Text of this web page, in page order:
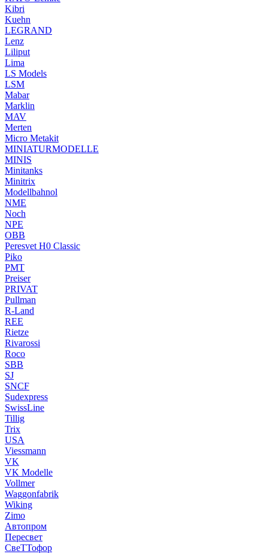
Kibri
Kuehn
LEGRAND
Lenz
Liliput
Lima
LS Models
LSM
Mabar
Marklin
MAV
Merten
Micro Metakit
MINIATURMODELLE
MINIS
Minitanks
Minitrix
Modellbahnol
NME
Noch
NPE
OBB
Peresvet H0 Classic
Piko
PMT
Preiser
PRIVAT
Pullman
R-Land
REE
Rietze
Rivarossi
Roco
SBB
SJ
SNCF
Sudexpress
SwissLine
Tillig
Trix
USA
Viessmann
VK
VK Modelle
Vollmer
Waggonfabrik
Wiking
Zimo
Автопром
Пересвет
СвеТТофор